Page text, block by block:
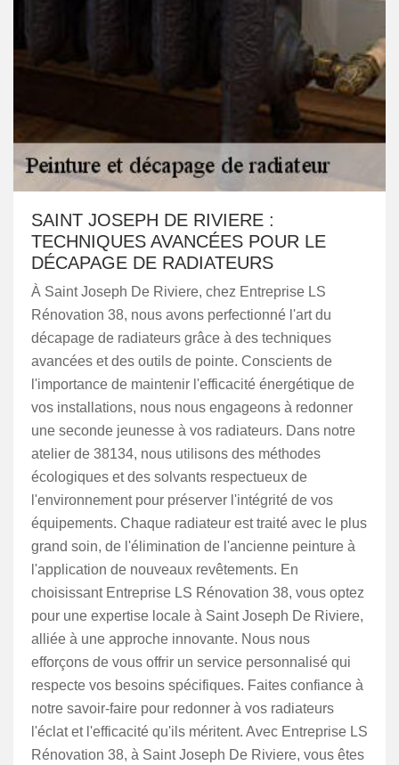
SAINT JOSEPH DE RIVIERE :
TECHNIQUES AVANCÉES POUR LE
DÉCAPAGE DE RADIATEURS
À Saint Joseph De Riviere, chez Entreprise LS
Rénovation 38, nous avons perfectionné l'art du
décapage de radiateurs grâce à des techniques
avancées et des outils de pointe. Conscients de
l'importance de maintenir l'efficacité énergétique de
vos installations, nous nous engageons à redonner
une seconde jeunesse à vos radiateurs. Dans notre
atelier de 38134, nous utilisons des méthodes
écologiques et des solvants respectueux de
l'environnement pour préserver l'intégrité de vos
équipements. Chaque radiateur est traité avec le plus
grand soin, de l'élimination de l'ancienne peinture à
l'application de nouveaux revêtements. En
choisissant Entreprise LS Rénovation 38, vous optez
pour une expertise locale à Saint Joseph De Riviere,
alliée à une approche innovante. Nous nous
efforçons de vous offrir un service personnalisé qui
respecte vos besoins spécifiques. Faites confiance à
notre savoir-faire pour redonner à vos radiateurs
l'éclat et l'efficacité qu'ils méritent. Avec Entreprise LS
Rénovation 38, à Saint Joseph De Riviere, vous êtes